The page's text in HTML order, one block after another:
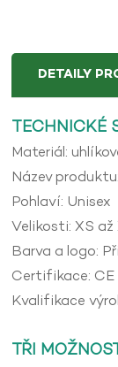
DETAILY
TECHNICKÉ
Materiál:
Název
Pohlaví: Unisex
Velikosti: XS
Barva a logo:
Certifikace: CE
Kvalifikace
TŘI